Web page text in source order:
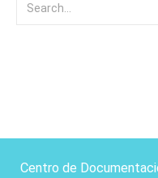
Centro de